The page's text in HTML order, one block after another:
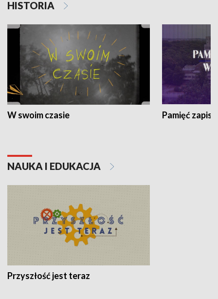
HISTORIA
W swoim czasie Pamięć
NAUKA I EDUKACJA
Przyszłość jest teraz